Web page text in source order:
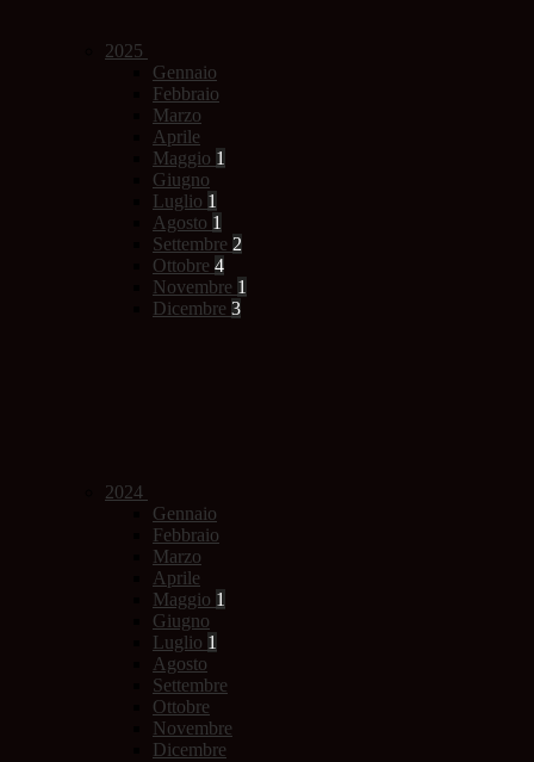
2025
Gennaio
Febbraio
Marzo
Aprile
Maggio 1
Giugno
Luglio 1
Agosto 1
Settembre 2
Ottobre 4
Novembre 1
Dicembre 3
2024
Gennaio
Febbraio
Marzo
Aprile
Maggio 1
Giugno
Luglio 1
Agosto
Settembre
Ottobre
Novembre
Dicembre